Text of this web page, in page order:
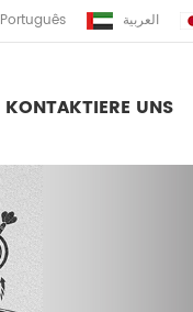
Português العربية
KONTAKTIERE UNS